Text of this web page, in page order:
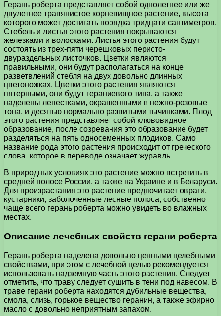
Герань роберта представляет собой однолетнее или же
двулетнее травянистое корневищное растение, высота
которого может достигать порядка тридцати сантиметров.
Стебель и листья этого растения покрываются
железками и волосками. Листья этого растения будут
состоять из трех-пяти черешковых перисто-
двураздельных листочков. Цветки являются
правильными, они будут располагаться на конце
разветвлений стебля на двух довольно длинных
цветоножках. Цветки этого растения являются
пятерными, они будут гераниевого типа, а также
наделены лепестками, окрашенными в нежно-розовые
тона, и десятью нормально развитыми тычинками. Плод
этого растения представляет собой клювовидное
образование, после созревания это образование будет
разделяться на пять односеменных плодиков. Само
название рода этого растения происходит от греческого
слова, которое в переводе означает журавль.
В природных условиях это растение можно встретить в
средней полосе России, а также на Украине и в Беларуси.
Для произрастания это растение предпочитает овраги,
кустарники, заболоченные лесные полоса, собственно
чаще всего герань роберта можно увидеть во влажных
местах.
Описание лечебных свойств герани роберта
Герань роберта наделена довольно ценными целебными
свойствами, при этом с лечебной целью рекомендуется
использовать надземную часть этого растения. Следует
отметить, что траву следует сушить в тени под навесом. В
траве герани роберта находятся дубильные вещества,
смола, слизь, горькое вещество геранин, а также эфирно
масло с довольно неприятным запахом.